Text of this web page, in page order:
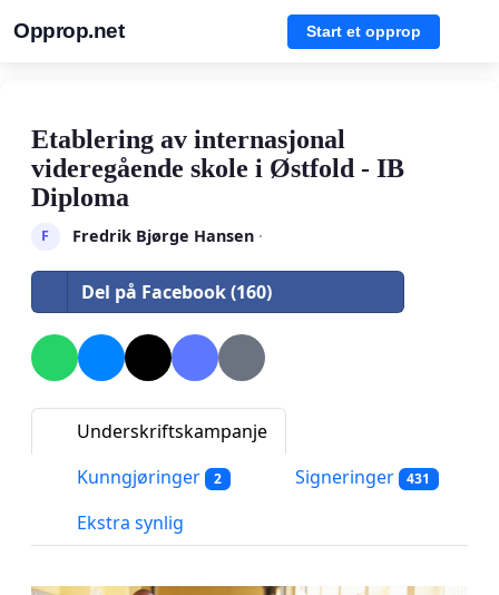
Opprop.net Start et opprop
Etablering av internasjonal
videregående skole i Østfold - IB
Diploma
F Fredrik Bjørge Hansen·
Del på Facebook (160)
Underskriftskampanje
Kunngjøringer
2 Signeringer 431
Ekstra synlig